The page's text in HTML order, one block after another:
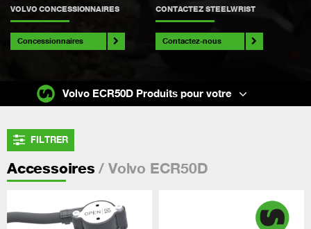
VOLVO CONCESSIONNAIRES
Concessionnaires
CONTACTEZ STEELWRIST
Contactez-nous
FILTRER
Accessoires / Volvo ECR50D
Volvo ECR50D Produits pour votre